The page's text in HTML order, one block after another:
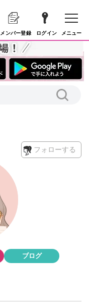
メンバー登録 ログイン メニュー
フォローする
ブログ